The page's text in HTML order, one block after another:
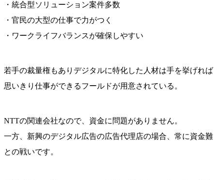
・統合型ソリューション案件多数
・官民の大型の仕事で力がつく
・ワークライフバランスが確保しやすい
若手の裁量権もありデジタルに特化した人材は手を挙げれば
思いきり仕事ができるフールドが用意されている。
NTTの関連会社なので、資金に問題がありません。
一方、新興のデジタル広告の広告代理店の場合、常に資金難
との戦いです。